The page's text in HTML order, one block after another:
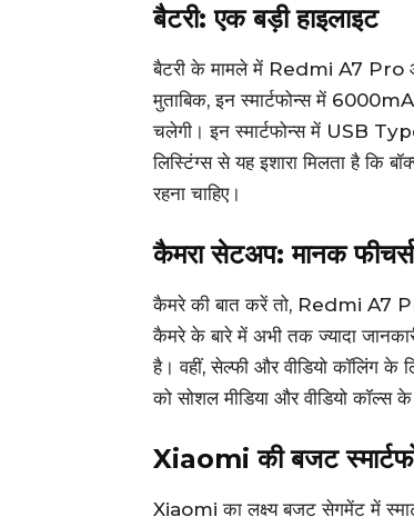
बैटरी: एक बड़ी हाइलाइट
बैटरी के मामले में Redmi A7 Pro
मुताबिक, इन स्मार्टफोन्स में
चलेगी। इन स्मार्टफोन्स में USB
लिस्टिंग्स से यह इशारा मिलता है कि
रहना चाहिए।
कैमरा सेटअप: मानक फीचर्स
कैमरे की बात करें तो, Redmi A7
कैमरे के बारे में अभी तक ज्यादा
है। वहीं, सेल्फी और वीडियो कॉलिंग के
को सोशल मीडिया और वीडियो कॉल्स
Xiaomi की बजट
Xiaomi का लक्ष्य बजट सेगमेंट में